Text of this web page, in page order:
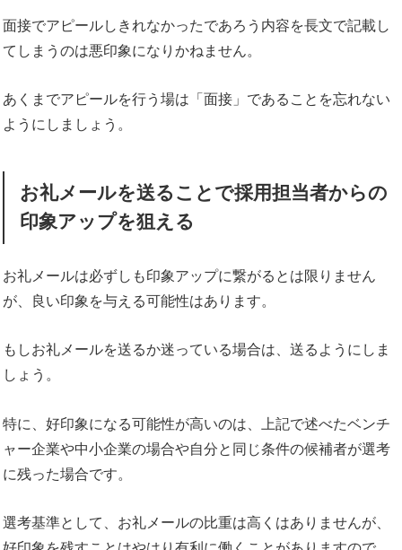
面接でアピールしきれなかったであろう内容を長文で記載し
てしまうのは悪印象になりかねません。
あくまでアピールを行う場は「面接」であることを忘れない
ようにしましょう。
お礼メールを送ることで採用担当者からの
印象アップを狙える
お礼メールは必ずしも印象アップに繋がるとは限りません
が、良い印象を与える可能性はあります。
もしお礼メールを送るか迷っている場合は、送るようにしま
しょう。
特に、好印象になる可能性が高いのは、上記で述べたベンチ
ャー企業や中小企業の場合や自分と同じ条件の候補者が選考
に残った場合です。
選考基準として、お礼メールの比重は高くはありませんが、